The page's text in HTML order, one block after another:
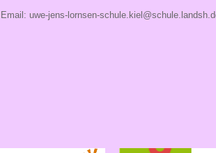
Email: uwe-jens-lornsen-